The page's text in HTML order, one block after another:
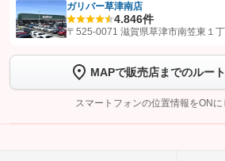
【STEP1】認証画面でグーネットを友だち追加し
トーク画面で
ボタンをタップして問
完了してください。
こちら
ガリバー草津南店
4.846件
〒525-0071 滋賀県草津市南笠東１
MAPで販売店までのルー
スマートフォンの位置情報をON